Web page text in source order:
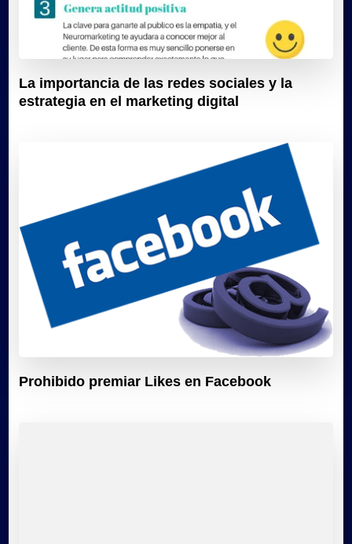
La importancia de las redes sociales y la
estrategia en el marketing digital
Prohibido premiar Likes en Facebook